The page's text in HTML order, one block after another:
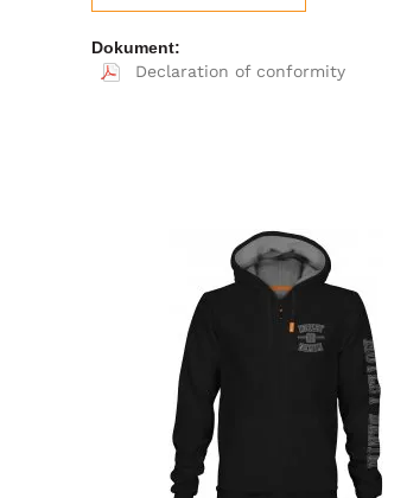
Dokument:
Declaration of conformity